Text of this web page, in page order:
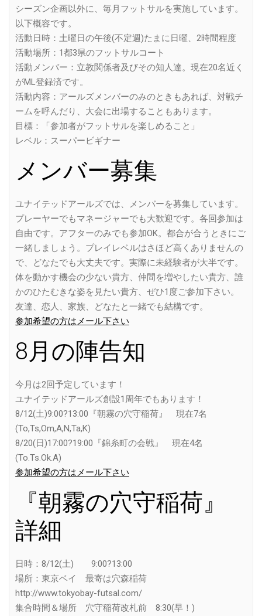
シーズン企画以外に、毎月フットサルを実施しています。
以下概容です。
活動日時：土曜日の午後(不定週)たまに日曜、2時間程度
活動場所：1都3県のフットサルコート
活動メンバー：立教関係者及びその知人達。現在20名近く
がML登録済です。
活動内容：アールズメンバーのみのときもあれば、対戦チ
ームを呼んだり、大会に出場することもあります。
目標：「参加者がフットサルを楽しめること」
レベル：スーパービギナー
メンバー募集
ユナイテッドアールズでは、メンバーを募集しています。
プレーヤーでもマネージャーでも大歓迎です。各回参加は
自由です。アフターのみでも参加OK。都合が合うときにご
一緒しましょう。プレイレベルはさほど高くありませんの
で、どなたでも大丈夫です。実際に未経験者が大半です。
体を動かす機会の少ない貴方、仲間を増やしたい貴方、誰
かのひたむきな姿を見たい貴方、ぜひ1度ご参加下さい。
友達、恋人、家族、どなたと一緒でも結構です。
参加希望の方はメール下さい
8月の陣告知
今月は2回予定しています！
ユナイテッドアールズ創設1周年でもあります！
8/12(土)9:00?13:00『朝霧の穴守稲荷』 現在7名
(To,Ts,Om,A,N,Ta,K)
8/20(日)17:00?19:00『錦糸町の会戦』 現在4名
(To.Ts.Ok.A)
参加希望の方はメール下さい
『朝霧の穴守稲荷』
詳細
日時：8/12(土) 9:00?13:00
場所：東京ベイ 最寄は穴森稲荷
http://www.tokyobay-futsal.com/
集合時間＆場所 穴守稲荷改札前 8:30(早！)